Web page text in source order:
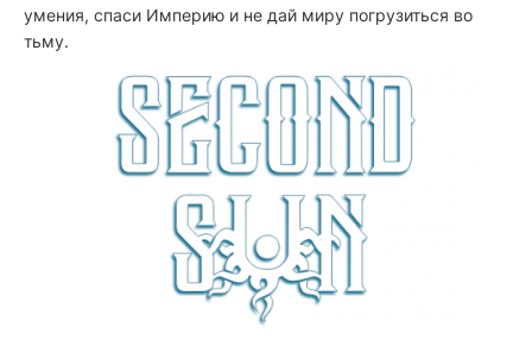
умения, спаси Империю и не дай миру погрузиться во
тьму.